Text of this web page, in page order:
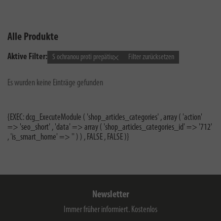
Alle Produkte
Aktive Filter: S ochranou proti prepätiu Filter zurücksetzen
Es wurden keine Einträge gefunden
{EXEC: dcg_ExecuteModule ( 'shop_articles_categories' , array ( 'action'
=> 'seo_short' , 'data' => array ( 'shop_articles_categories_id' => '712'
, 'is_smart_home' => '' ) ) , FALSE , FALSE )}
Newsletter
Immer früher informiert. Kostenlos